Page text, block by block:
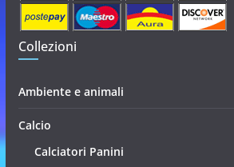
Collezioni
Ambiente e animali
Calcio
Calciatori Panini